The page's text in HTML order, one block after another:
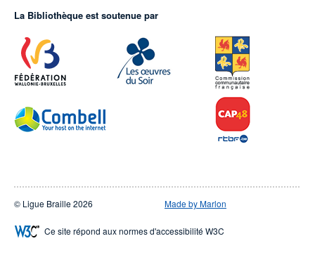
La Bibliothèque est soutenue par
© Ligue Braille 2026 Made by Marlon
Ce site répond aux normes d'accessibilité W3C